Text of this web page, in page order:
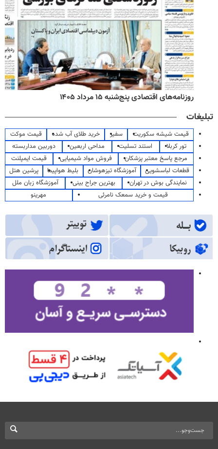
روزنامه‌های اقتصادی پنج‌شنبه ۱۵ مرداد ۱۴۰۵
تبلیغات
قیمت شیشه سکوریت سفیر خرید طلای آب شده
قیمت موکت
تور کربلا
استند تسلیت مداحی اربعین
دوربین مداربسته
مرجع پاسخ معتبر پزشکان
فروش مواد شیمیایی
قیمت ایمپلنت
قطعات لباسشویی
آموزشگاه تیزهوشان بلیط هواپیما
پرشین هتل
نمایندگی بوش در تهران
بهترین جراح بینی
آموزشگاه زبان ملل
قیمت و خرید سمعک نامرئی
مهرینو